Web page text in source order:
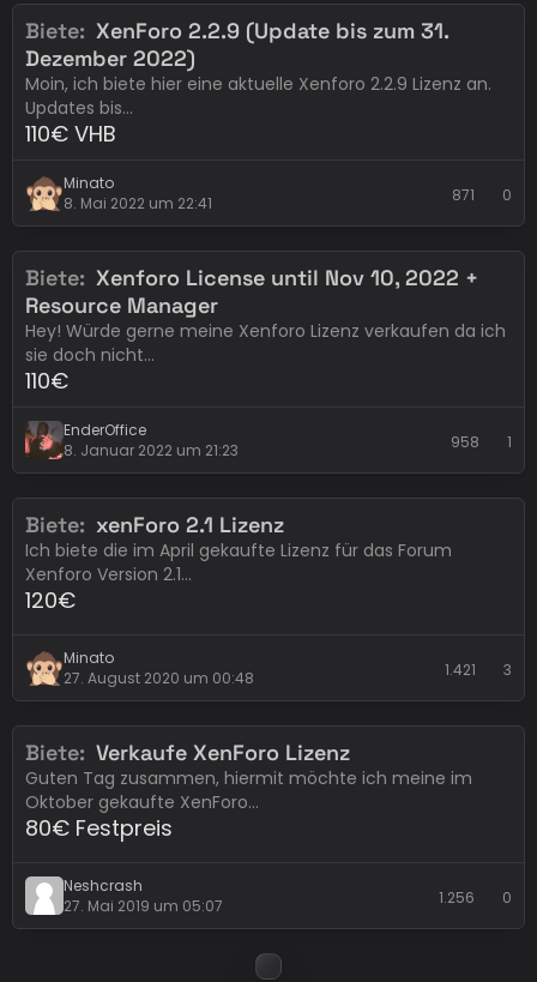
Erledigt xenForo
Biete
XenForo 2.2.9 (Update bis zum 31.
Dezember 2022)
Moin, ich biete hier eine aktuelle Xenforo 2.2.9 Lizenz an.
Updates bis…
110€ VHB
Minato
8. Mai 2022 um 22:41
871 0
Eintrag abgelaufen xenForo
Biete
Xenforo License until Nov 10, 2022 +
Resource Manager
Hey! Würde gerne meine Xenforo Lizenz verkaufen da ich
sie doch nicht…
110€
EnderOffice
8. Januar 2022 um 21:23
958 1
Eintrag abgelaufen xenForo
Biete xenForo 2.1 Lizenz
Ich biete die im April gekaufte Lizenz für das Forum
Xenforo Version 2.1…
120€
Minato
27. August 2020 um 00:48
1.421 3
Erledigt xenForo
Biete Verkaufe XenForo Lizenz
Guten Tag zusammen, hiermit möchte ich meine im
Oktober gekaufte XenForo…
80€ Festpreis
Neshcrash
27. Mai 2019 um 05:07
1.256 0